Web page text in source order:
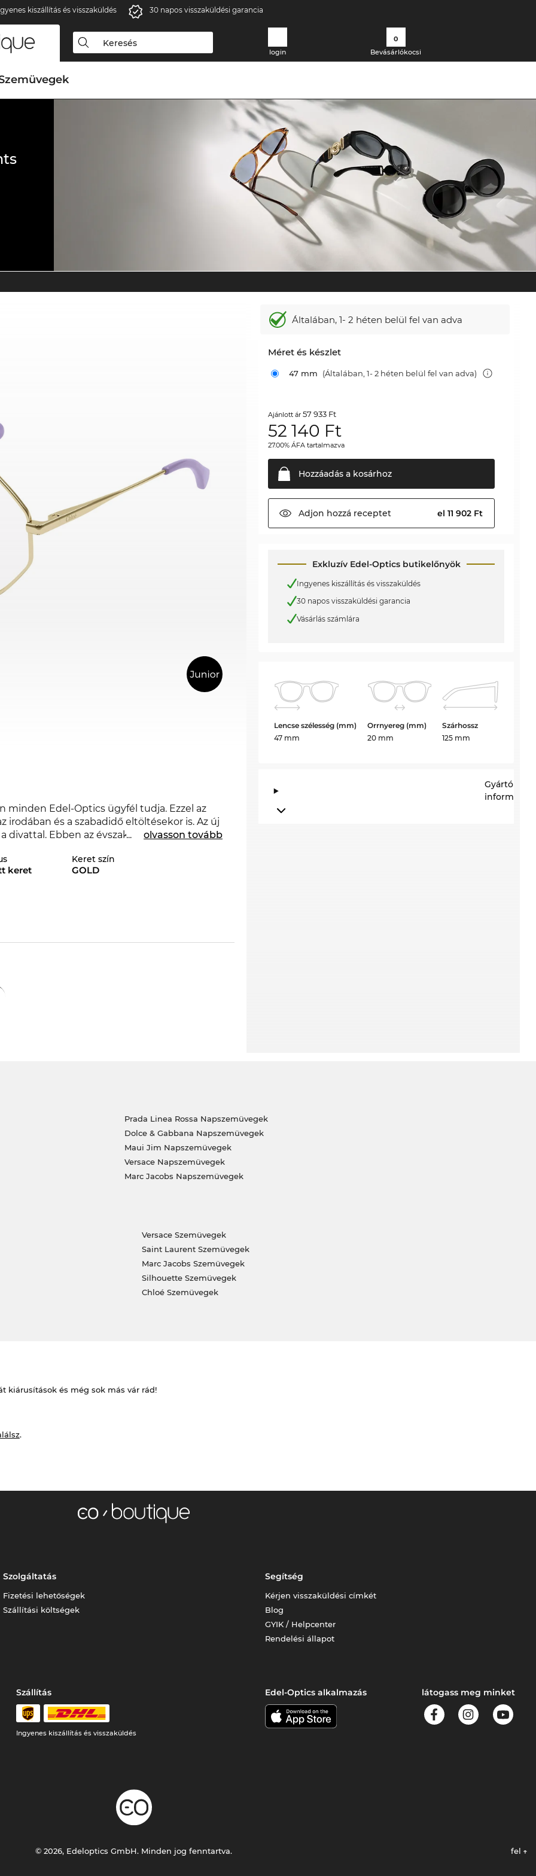
kiszállítás és visszaküldés 30 napos visszaküldési garancia
login
0
Bevásárlókocsi
minden Edel-Optics ügyfél tudja. Ezzel az
irodában és a szabadidő eltöltésekor is. Az új
Ebben az évszakban a híres márka
... olvasson tovább
keret
Keret szín
GOLD
Általában, 1- 2 héten belül fel van adva
Méret és készlet
47 mm (Általában, 1- 2 héten belül fel van adva)
Ajánlott ár57 933 Ft
52 140 Ft
27.00% ÁFA tartalmazva
Hozzáadás a kosárhoz
Adjon hozzá receptet el 11 902 Ft
Exkluzív Edel-Optics butikelőnyök
Ingyenes kiszállítás és visszaküldés
30 napos visszaküldési garancia
Vásárlás számlára
Lencse szélesség (mm)
47 mm
Orrnyereg (mm)
20 mm
Szárhossz
125 mm
Gyártói
információk
Prada Linea Rossa Napszemüvegek
Dolce & Gabbana Napszemüvegek
Maui Jim Napszemüvegek
Versace Napszemüvegek
Marc Jacobs Napszemüvegek
Versace Szemüvegek
Saint Laurent Szemüvegek
Marc Jacobs Szemüvegek
Silhouette Szemüvegek
Chloé Szemüvegek
kiárusítások és még sok más vár rád!
.
Szolgáltatás
Fizetési lehetőségek
Szállítási költségek
Segítség
Kérjen visszaküldési címkét
Blog
GYIK / Helpcenter
Rendelési állapot
Szállítás
Ingyenes kiszállítás és visszaküldés
Edel-Optics alkalmazás látogass meg minket
© 2026, Edeloptics GmbH. Minden jog fenntartva. fel